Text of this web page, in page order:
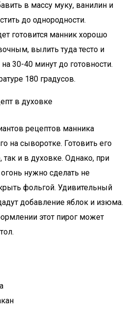
в массу муку, ванилин и
до однородности.
готовится манник хорошо
вылить туда тесто и
30-40 минут до готовности.
180 градусов.
в духовке
рецептов манника
на сыворотке. Готовить его
и в духовке. Однако, при
нужно сделать не
фольгой. Удивительный
добавление яблок и изюма.
этот пирог может